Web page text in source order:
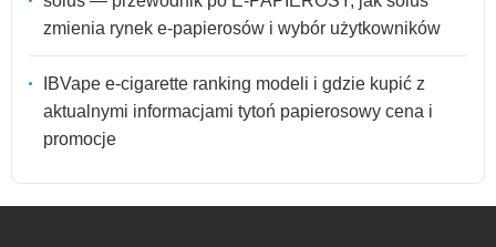
zmienia rynek e-papierosów i wybór użytkowników
IBVape e-cigarette ranking modeli i gdzie kupić z
aktualnymi informacjami tytoń papierosowy cena i
promocje